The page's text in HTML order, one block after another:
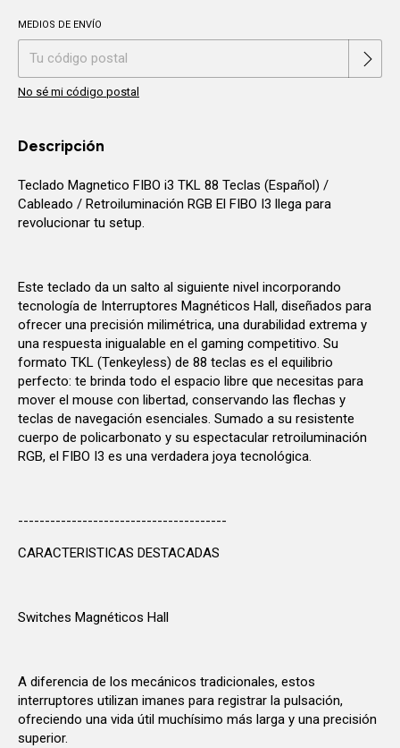
Entregas para el CP:
MEDIOS DE ENVÍO
No sé mi código postal
Descripción
Teclado Magnetico FIBO i3 TKL 88 Teclas (Español) /
Cableado / Retroiluminación RGB El FIBO I3 llega para
revolucionar tu setup.
Este teclado da un salto al siguiente nivel incorporando
tecnología de Interruptores Magnéticos Hall, diseñados para
ofrecer una precisión milimétrica, una durabilidad extrema y
una respuesta inigualable en el gaming competitivo. Su
formato TKL (Tenkeyless) de 88 teclas es el equilibrio
perfecto: te brinda todo el espacio libre que necesitas para
mover el mouse con libertad, conservando las flechas y
teclas de navegación esenciales. Sumado a su resistente
cuerpo de policarbonato y su espectacular retroiluminación
RGB, el FIBO I3 es una verdadera joya tecnológica.
---------------------------------------
CARACTERISTICAS DESTACADAS
Switches Magnéticos Hall
A diferencia de los mecánicos tradicionales, estos
interruptores utilizan imanes para registrar la pulsación,
ofreciendo una vida útil muchísimo más larga y una precisión
superior.